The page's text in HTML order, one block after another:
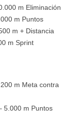
m Eliminación
m Puntos
m + Distancia
m Sprint
m Meta contra
5.000 m Puntos